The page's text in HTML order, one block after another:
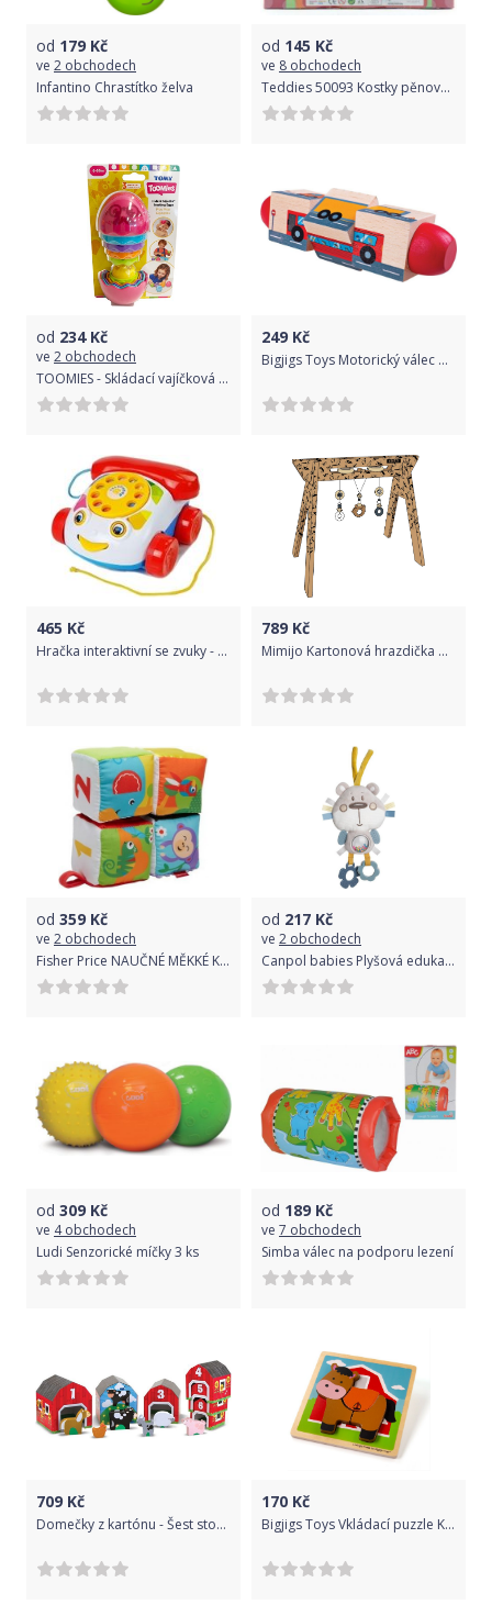
od 179 Kč
ve 2 obchodech
Infantino Chrastítko želva
od 145 Kč
ve 8 obchodech
Teddies 50093 Kostky pěnové 41ks v plastové tašce 32x21cm
od 234Kč
ve 2 obchodech
TOOMIES - Skládací vajíčková rodinka
249 Kč
Bigjigs Toys Motorický válec doprava
465 Kč
Hračka interaktivní se zvuky - VESELÝ TELEFON bílý - Tulimi
789 Kč
Mimijo Kartonová hrazdička Heibu
od 359 Kč
ve 2 obchodech
Fisher Price NAUČNÉ MĚKKÉ KOSTKY
od 217 Kč
ve 2 obchodech
Canpol babies Plyšová edukační zavazovací hračka Pastel Friends šedý medvídek
od 309 Kč
ve 4 obchodech
Ludi Senzorické míčky 3 ks
od 189 Kč
ve 7 obchodech
Simba válec na podporu lezení
709 Kč
Domečky z kartónu - Šest stodol se zvířátky (M&D)
170 Kč
Bigjigs Toys Vkládací puzzle Koník